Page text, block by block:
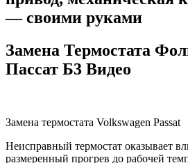
— своими руками
Замена Термостата
Пассат Б3 Видео
Замена термостата Volkswagen Passat
Неисправный термостат оказывает
размеренный прогрев до рабочей